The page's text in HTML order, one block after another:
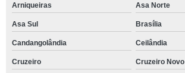
Arniqueiras Asa Norte
Asa Sul Brasília
Candangolândia Ceilândia
Cruzeiro Cruzeiro Novo